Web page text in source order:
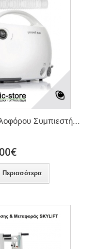
Συμπιεστή...
Περισσότερα